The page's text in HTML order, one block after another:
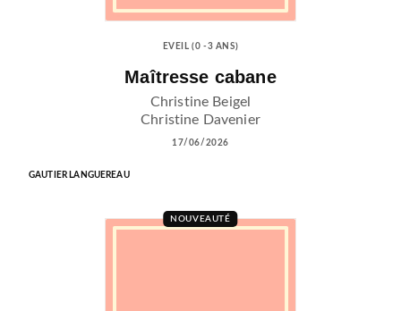
EVEIL (0 -3 ANS)
Maîtresse cabane
Christine Beigel
Christine Davenier
17/06/2026
GAUTIER LANGUEREAU
NOUVEAUTÉ